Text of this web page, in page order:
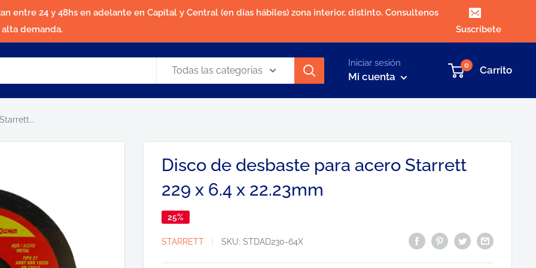
entre 24 y 48hs en adelante en Capital y Central (en días hábiles) zona interior, distinto. Consultenos
demanda.
Suscríbete
Todas las categorias
Iniciar sesión
Mi cuenta
0 Carrito
Disco de desbaste para acero Starrett
229 x 6.4 x 22.23mm
25%
STARRETT SKU: STDAD230-64X